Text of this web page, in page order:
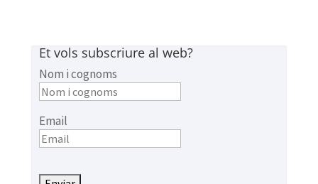
Et vols subscriure al web?
Nom i cognoms
Email